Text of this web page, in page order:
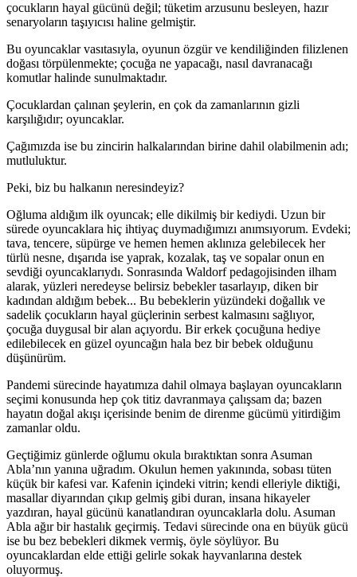
çocukların hayal gücünü değil; tüketim arzusunu besleyen, hazır
senaryoların taşıyıcısı haline gelmiştir.
Bu oyuncaklar vasıtasıyla, oyunun özgür ve kendiliğinden filizlenen
doğası törpülenmekte; çocuğa ne yapacağı, nasıl davranacağı
komutlar halinde sunulmaktadır.
Çocuklardan çalınan şeylerin, en çok da zamanlarının gizli
karşılığıdır; oyuncaklar.
Çağımızda ise bu zincirin halkalarından birine dahil olabilmenin adı;
mutluluktur.
Peki, biz bu halkanın neresindeyiz?
Oğluma aldığım ilk oyuncak; elle dikilmiş bir kediydi. Uzun bir
sürede oyuncaklara hiç ihtiyaç duymadığımızı anımsıyorum. Evdeki;
tava, tencere, süpürge ve hemen hemen aklınıza gelebilecek her
türlü nesne, dışarıda ise yaprak, kozalak, taş ve sopalar onun en
sevdiği oyuncaklarıydı. Sonrasında Waldorf pedagojisinden ilham
alarak, yüzleri neredeyse belirsiz bebekler tasarlayıp, diken bir
kadından aldığım bebek... Bu bebeklerin yüzündeki doğallık ve
sadelik çocukların hayal güçlerinin serbest kalmasını sağlıyor,
çocuğa duygusal bir alan açıyordu. Bir erkek çocuğuna hediye
edilebilecek en güzel oyuncağın hala bez bir bebek olduğunu
düşünürüm.
Pandemi sürecinde hayatımıza dahil olmaya başlayan oyuncakların
seçimi konusunda hep çok titiz davranmaya çalışsam da; bazen
hayatın doğal akışı içerisinde benim de direnme gücümü yitirdiğim
zamanlar oldu.
Geçtiğimiz günlerde oğlumu okula bıraktıktan sonra Asuman
Abla’nın yanına uğradım. Okulun hemen yakınında, sobası tüten
küçük bir kafesi var. Kafenin içindeki vitrin; kendi elleriyle diktiği,
masallar diyarından çıkıp gelmiş gibi duran, insana hikayeler
yazdıran, hayal gücünü kanatlandıran oyuncaklarla dolu. Asuman
Abla ağır bir hastalık geçirmiş. Tedavi sürecinde ona en büyük gücü
ise bu bez bebekleri dikmek vermiş, öyle söylüyor. Bu
oyuncaklardan elde ettiği gelirle sokak hayvanlarına destek
oluyormuş.